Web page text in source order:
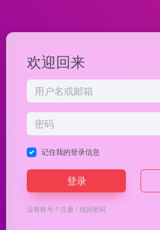
欢迎回来
记住我的登录信息
登录
没有账号？注册/找回密码